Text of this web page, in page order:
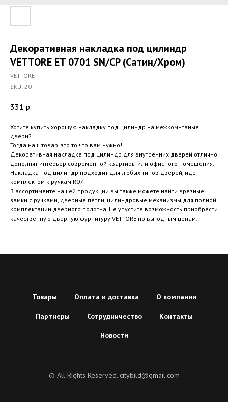
Декоративная накладка под цилиндр
VETTORE ET 0701 SN/CP (Сатин/Хром)
VETTORE
SKU: 20
331 р.
Хотите купить хорошую накладку под цилиндр на межкомнтаные
двери?
Тогда наш товар, это то что вам нужно!
Декоративная накладка под цилиндр для внутренних дверей отлично
дополнят интерьер современной квартиры или офисного помещения.
Накладка под цилиндр подходит для любых типов дверей, идет
комплектом к ручкам R07
В ассортименте нашей продукции вы также можете найти врезные
замки с ручками, дверные петли, цилиндровые механизмы для полной
комплектации дверного полотна. Не упустите возможность приобрести
качественную дверную фурнитуру VETTORE по выгодным ценам!
Товары Оплата и доставка О компании
Партнеры Сотрудничество Контакты
Новости
© All Rights Reserved. citybild@gmail.com